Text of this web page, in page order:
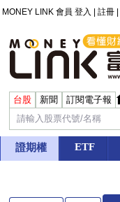
MONEY LINK 會員 登入 註冊
台股 新聞 訂閱電子報
證期權 ETF